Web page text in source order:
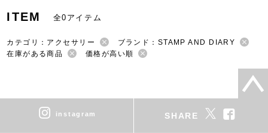
ITEM 全0アイテム
カテゴリ：アクセサリー
ブランド：STAMP AND DIARY
在庫がある商品
価格が高い順
instagram SHARE